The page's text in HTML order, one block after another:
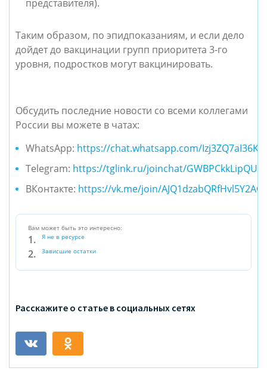
представителя).
Таким образом, по эпидпоказаниям, и если дело
дойдет до вакцинации групп приоритета 3-го
уровня, подростков могут вакцинировать.
Обсудить последние новости со всеми коллегами
России вы можете в чатах:
WhatsApp: https://chat.whatsapp.com/
Telegram: https://tglink.ru/joinchat/
ВКонтакте: https://vk.me/join/
Вам может быть это интересно:
Я не в ресурсе
Зависшие остатки
Расскажите о статье в социальных сетях